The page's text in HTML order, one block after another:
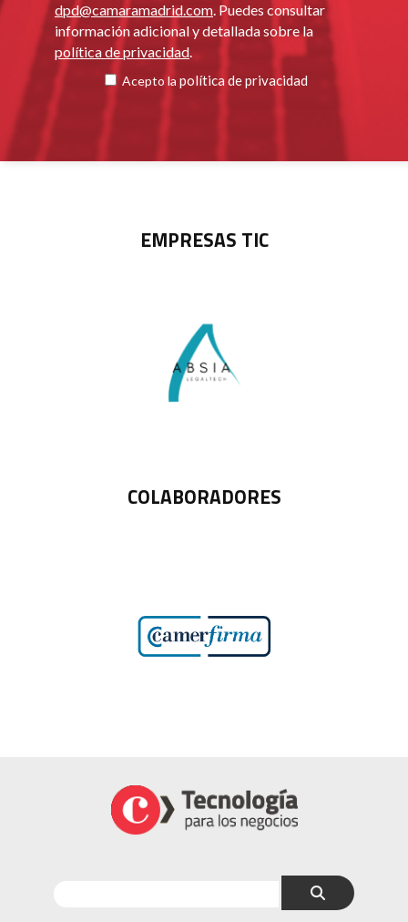
dpd@camaramadrid.com. Puedes consultar
información adicional y detallada sobre la
política de privacidad.
Acepto la política de privacidad
EMPRESAS TIC
COLABORADORES